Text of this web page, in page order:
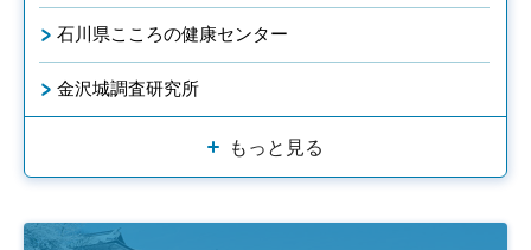
石川県こころの健康センター
金沢城調査研究所
もっと見る